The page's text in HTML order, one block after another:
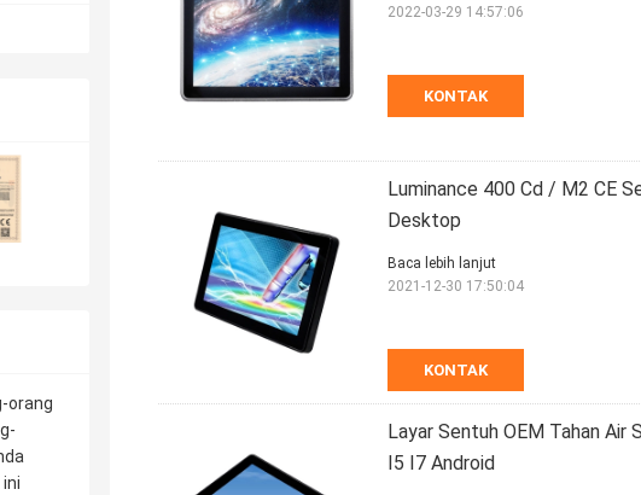
orang
KONTAK
2022-03-29 14:57:06
Luminance 400 Cd / M2 CE
Desktop
KONTAK
Baca lebih lanjut
2021-12-30 17:50:04
Layar Sentuh OEM Tahan
I5 I7 Android